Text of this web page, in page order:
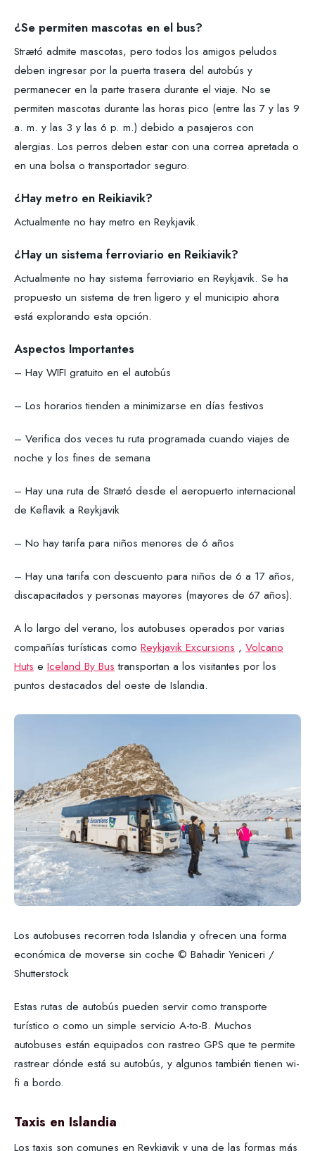
¿Se permiten mascotas en el bus?
Strætó admite mascotas, pero todos los amigos peludos
deben ingresar por la puerta trasera del autobús y
permanecer en la parte trasera durante el viaje. No se
permiten mascotas durante las horas pico (entre las 7 y las 9
a. m. y las 3 y las 6 p. m.) debido a pasajeros con
alergias. Los perros deben estar con una correa apretada o
en una bolsa o transportador seguro.
¿Hay metro en Reikiavik?
Actualmente no hay metro en Reykjavik.
¿Hay un sistema ferroviario en Reikiavik?
Actualmente no hay sistema ferroviario en Reykjavik. Se ha
propuesto un sistema de tren ligero y el municipio ahora
está explorando esta opción.
Aspectos Importantes
– Hay WIFI gratuito en el autobús
– Los horarios tienden a minimizarse en días festivos
– Verifica dos veces tu ruta programada cuando viajes de
noche y los fines de semana
– Hay una ruta de Strætó desde el aeropuerto internacional
de Keflavik a Reykjavik
– No hay tarifa para niños menores de 6 años
– Hay una tarifa con descuento para niños de 6 a 17 años,
discapacitados y personas mayores (mayores de 67 años).
A lo largo del verano, los autobuses operados por varias
compañías turísticas como Reykjavik Excursions , Volcano
Huts e Iceland By Bus transportan a los visitantes por los
puntos destacados del oeste de Islandia.
Los autobuses recorren toda Islandia y ofrecen una forma
económica de moverse sin coche © Bahadir Yeniceri /
Shutterstock
Estas rutas de autobús pueden servir como transporte
turístico o como un simple servicio A-to-B. Muchos
autobuses están equipados con rastreo GPS que te permite
rastrear dónde está su autobús, y algunos también tienen wi-
fi a bordo.
Taxis en Islandia
Los taxis son comunes en Reykjavik y una de las formas más